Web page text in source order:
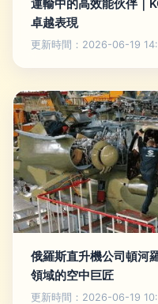
運輸中的高效能伙伴｜
卓越表現
更新時間：2026-06-19
俄羅斯直升機公司頓河
領域的空中巨匠
更新時間：2026-06-19